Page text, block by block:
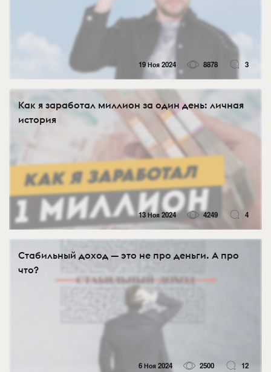
19 Ноя 2024 8878 3
Как я заработал миллион за один день: личная
история
13 Ноя 2024 4249 4
Стабильный доход — это не про деньги. А про
что?
6 Ноя 2024 2500 12